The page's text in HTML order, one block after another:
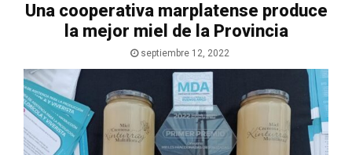
Una cooperativa marplatense produce
la mejor miel de la Provincia
septiembre 12, 2022